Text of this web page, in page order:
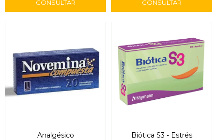
Analgésico
Biótica S3 - Estrés